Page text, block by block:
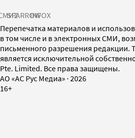
SPARROWINFOX
Перепечатка материалов и
в том числе и в электронных СМИ,
письменного разрешения редакции.
является исключительной
Pte. Limited. Все права защищены.
AO «АС Рус Медиа» · 2026
16+